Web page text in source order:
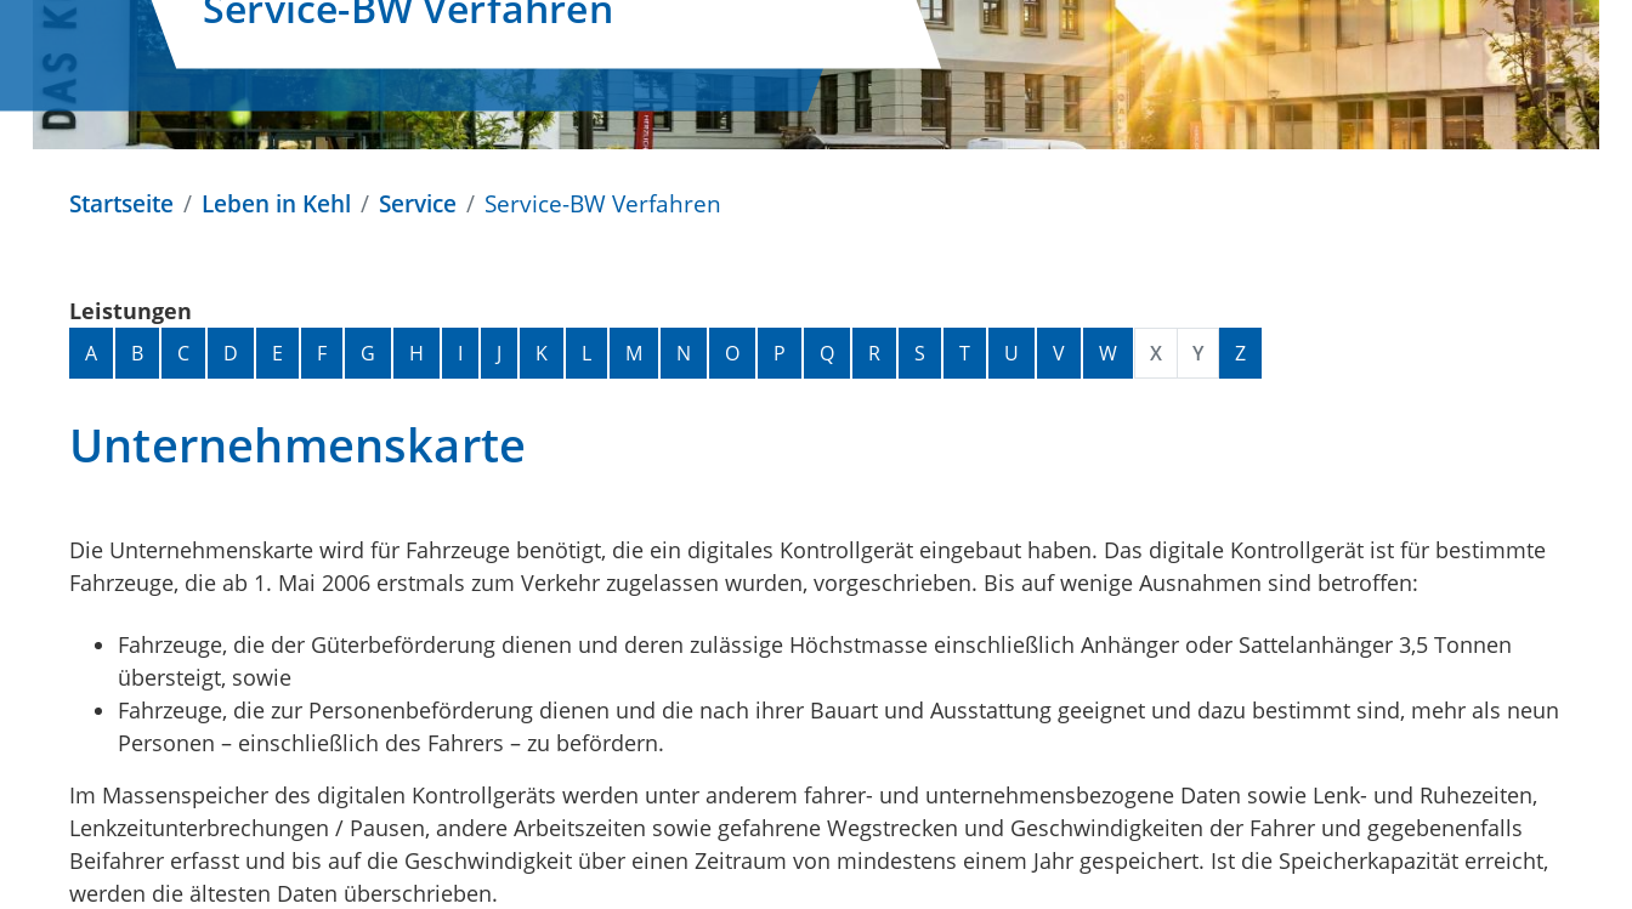
Startseite Leben in Kehl Service Service-BW Verfahren
Leistungen
Alphabetisches Register überspringen
A B C D E F G H I J K L M N O P Q R S T U V W X Y Z
Unternehmenskarte
Die Unternehmenskarte wird für Fahrzeuge benötigt, die ein digitales Kontrollgerät eingebaut haben. Das digitale Kontrollgerät ist für bestimmte
Fahrzeuge, die ab 1. Mai 2006 erstmals zum Verkehr zugelassen wurden, vorgeschrieben. Bis auf wenige Ausnahmen sind betroffen:
Fahrzeuge, die der Güterbeförderung dienen und deren zulässige Höchstmasse einschließlich Anhänger oder Sattelanhänger 3,5 Tonnen
übersteigt, sowie
Fahrzeuge, die zur Personenbeförderung dienen und die nach ihrer Bauart und Ausstattung geeignet und dazu bestimmt sind, mehr als neun
Personen – einschließlich des Fahrers – zu befördern.
Im Massenspeicher des digitalen Kontrollgeräts werden unter anderem fahrer- und unternehmensbezogene Daten sowie Lenk- und Ruhezeiten,
Lenkzeitunterbrechungen / Pausen, andere Arbeitszeiten sowie gefahrene Wegstrecken und Geschwindigkeiten der Fahrer und gegebenenfalls
Beifahrer erfasst und bis auf die Geschwindigkeit über einen Zeitraum von mindestens einem Jahr gespeichert. Ist die Speicherkapazität erreicht,
werden die ältesten Daten überschrieben.